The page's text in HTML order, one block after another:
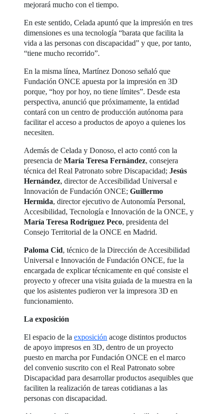
mejorará mucho con el tiempo.
En este sentido, Celada apuntó que la impresión en tres
dimensiones es una tecnología “barata que facilita la
vida a las personas con discapacidad” y que, por tanto,
“tiene mucho recorrido”.
En la misma línea, Martínez Donoso señaló que
Fundación ONCE apuesta por la impresión en 3D
porque, “hoy por hoy, no tiene límites”. Desde esta
perspectiva, anunció que próximamente, la entidad
contará con un centro de producción autónoma para
facilitar el acceso a productos de apoyo a quienes los
necesiten.
Además de Celada y Donoso, el acto contó con la
presencia deMaría Teresa Fernández, consejera
técnica del Real Patronato sobre Discapacidad;Jesús
Hernández, director de Accesibilidad Universal e
Innovación de Fundación ONCE;Guillermo
Hermida, director ejecutivo de Autonomía Personal,
Accesibilidad, Tecnología e Innovación de la ONCE, y
María Teresa Rodríguez Peco, presidenta del
Consejo Territorial de la ONCE en Madrid.
Paloma Cid, técnico de la Dirección de Accesibilidad
Universal e Innovación de Fundación ONCE, fue la
encargada de explicar técnicamente en qué consiste el
proyecto y ofrecer una visita guiada de la muestra en la
que los asistentes pudieron ver la impresora 3D en
funcionamiento.
La exposición
El espacio de laexposición acoge distintos productos
de apoyo impresos en 3D, dentro de un proyecto
puesto en marcha por Fundación ONCE en el marco
del convenio suscrito con el Real Patronato sobre
Discapacidad para desarrollar productos asequibles que
faciliten la realización de tareas cotidianas a las
personas con discapacidad.